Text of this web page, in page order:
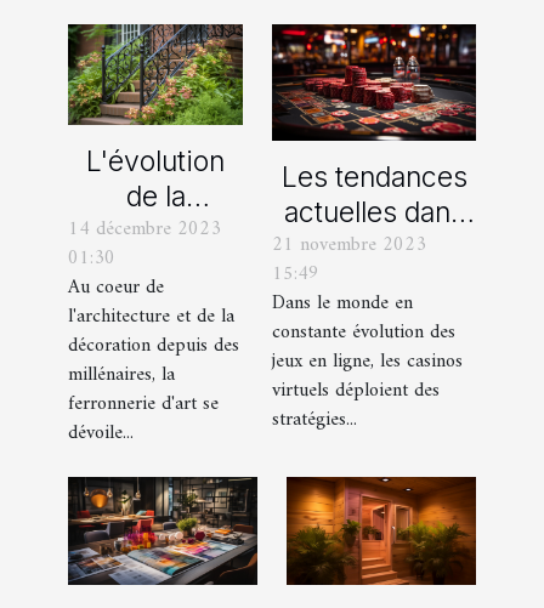
L'évolution
de la
ferronnerie
d'art à travers
les siècles
14 décembre 2023
01:30
Au coeur de
l'architecture et de la
décoration depuis des
millénaires, la
ferronnerie d'art se
dévoile...
Les tendances
actuelles dans
les offres
promotionnelles
des casinos en
ligne
21 novembre 2023
15:49
Dans le monde en
constante évolution des
jeux en ligne, les casinos
virtuels déploient des
stratégies...